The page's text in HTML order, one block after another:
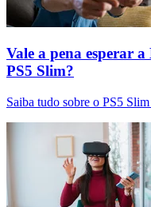
Vale a pena esperar
PS5 Slim?
Saiba tudo sobre o PS5